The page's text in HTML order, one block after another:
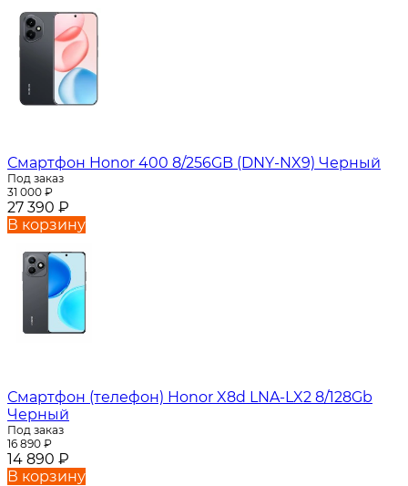
Смартфон Honor 400 8/256GB (DNY-NX9) Черный
Под заказ
31 000 ₽
27 390 ₽
В корзину
Смартфон (телефон) Honor X8d LNA-LX2 8/128Gb
Черный
Под заказ
16 890 ₽
14 890 ₽
В корзину